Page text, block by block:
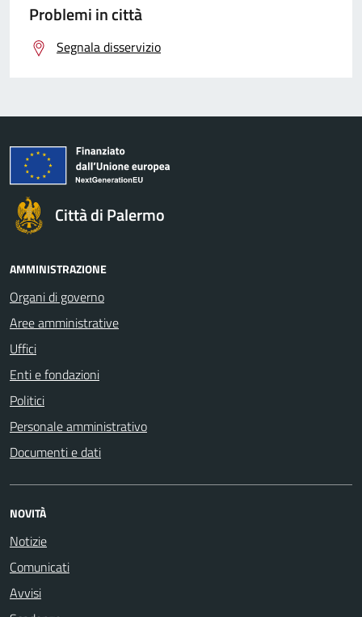
Problemi in città
Segnala disservizio
Città di Palermo
AMMINISTRAZIONE
Organi di governo
Aree amministrative
Uffici
Enti e fondazioni
Politici
Personale amministrativo
Documenti e dati
NOVITÀ
Notizie
Comunicati
Avvisi